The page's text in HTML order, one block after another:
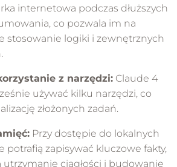
internetowa podczas dłuższych
co pozwala im na
stosowanie logiki i zewnętrznych
z narzędzi: Claude 4
używać kilku narzędzi, co
złożonych zadań.
Przy dostępie do lokalnych
potrafią zapisywać kluczowe fakty,
utrzymanie ciągłości i budowanie